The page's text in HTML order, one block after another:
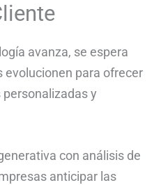
avanza, se espera
evolucionen para ofrecer
y
con análisis de
anticipar las